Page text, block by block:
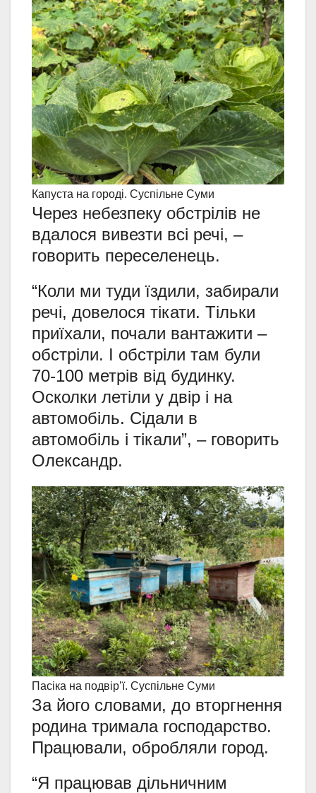
Капуста на городі. Суспільне Суми
Через небезпеку обстрілів не
вдалося вивезти всі речі, –
говорить переселенець.
“Коли ми туди їздили, забирали
речі, довелося тікати. Тільки
приїхали, почали вантажити –
обстріли. І обстріли там були
70-100 метрів від будинку.
Осколки летіли у двір і на
автомобіль. Сідали в
автомобіль і тікали”, – говорить
Олександр.
Пасіка на подвір’ї. Суспільне Суми
За його словами, до вторгнення
родина тримала господарство.
Працювали, обробляли город.
“Я працював дільничним